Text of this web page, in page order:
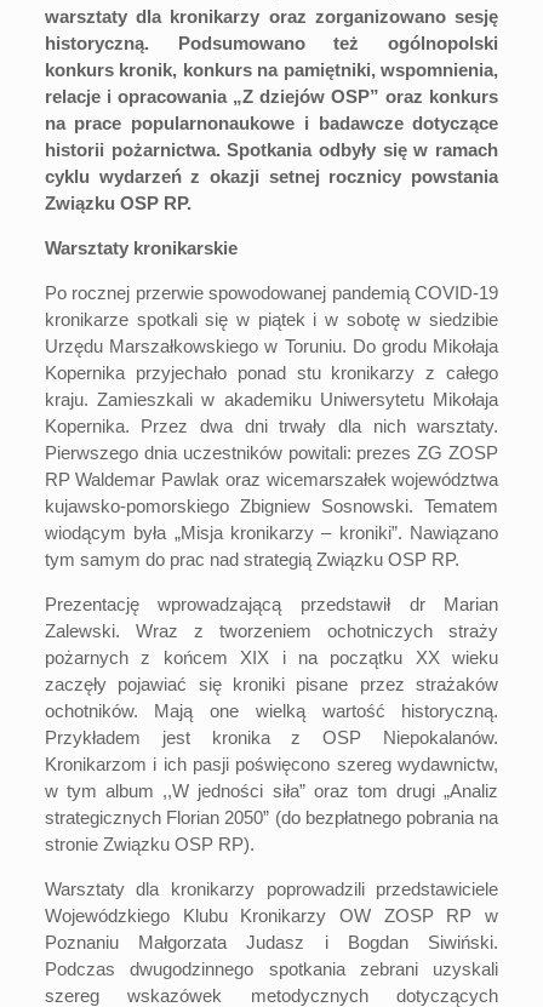
warsztaty dla kronikarzy oraz zorganizowano sesję
historyczną. Podsumowano też ogólnopolski
konkurs kronik, konkurs na pamiętniki, wspomnienia,
relacje i opracowania „Z dziejów OSP” oraz konkurs
na prace popularnonaukowe i badawcze dotyczące
historii pożarnictwa. Spotkania odbyły się w ramach
cyklu wydarzeń z okazji setnej rocznicy powstania
Związku OSP RP.
Warsztaty kronikarskie
Po rocznej przerwie spowodowanej pandemią COVID-19
kronikarze spotkali się w piątek i w sobotę w siedzibie
Urzędu Marszałkowskiego w Toruniu. Do grodu Mikołaja
Kopernika przyjechało ponad stu kronikarzy z całego
kraju. Zamieszkali w akademiku Uniwersytetu Mikołaja
Kopernika. Przez dwa dni trwały dla nich warsztaty.
Pierwszego dnia uczestników powitali: prezes ZG ZOSP
RP Waldemar Pawlak oraz wicemarszałek województwa
kujawsko-pomorskiego Zbigniew Sosnowski. Tematem
wiodącym była „Misja kronikarzy – kroniki”. Nawiązano
tym samym do prac nad strategią Związku OSP RP.
Prezentację wprowadzającą przedstawił dr Marian
Zalewski. Wraz z tworzeniem ochotniczych straży
pożarnych z końcem XIX i na początku XX wieku
zaczęły pojawiać się kroniki pisane przez strażaków
ochotników. Mają one wielką wartość historyczną.
Przykładem jest kronika z OSP Niepokalanów.
Kronikarzom i ich pasji poświęcono szereg wydawnictw,
w tym album ,,W jedności siła” oraz tom drugi „Analiz
strategicznych Florian 2050” (do bezpłatnego pobrania na
stronie Związku OSP RP).
Warsztaty dla kronikarzy poprowadzili przedstawiciele
Wojewódzkiego Klubu Kronikarzy OW ZOSP RP w
Poznaniu Małgorzata Judasz i Bogdan Siwiński.
Podczas dwugodzinnego spotkania zebrani uzyskali
szereg wskazówek metodycznych dotyczących